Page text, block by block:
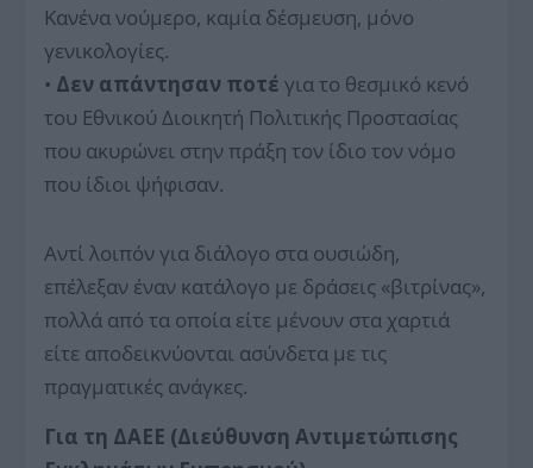
Κανένα νούμερο, καμία δέσμευση, μόνο
γενικολογίες.
• Δεν απάντησαν ποτέ για το θεσμικό κενό
του Εθνικού Διοικητή Πολιτικής Προστασίας
που ακυρώνει στην πράξη τον ίδιο τον νόμο
που ίδιοι ψήφισαν.
Αντί λοιπόν για διάλογο στα ουσιώδη,
επέλεξαν έναν κατάλογο με δράσεις «βιτρίνας»,
πολλά από τα οποία είτε μένουν στα χαρτιά
είτε αποδεικνύονται ασύνδετα με τις
πραγματικές ανάγκες.
Για τη ΔΑΕΕ (Διεύθυνση Αντιμετώπισης